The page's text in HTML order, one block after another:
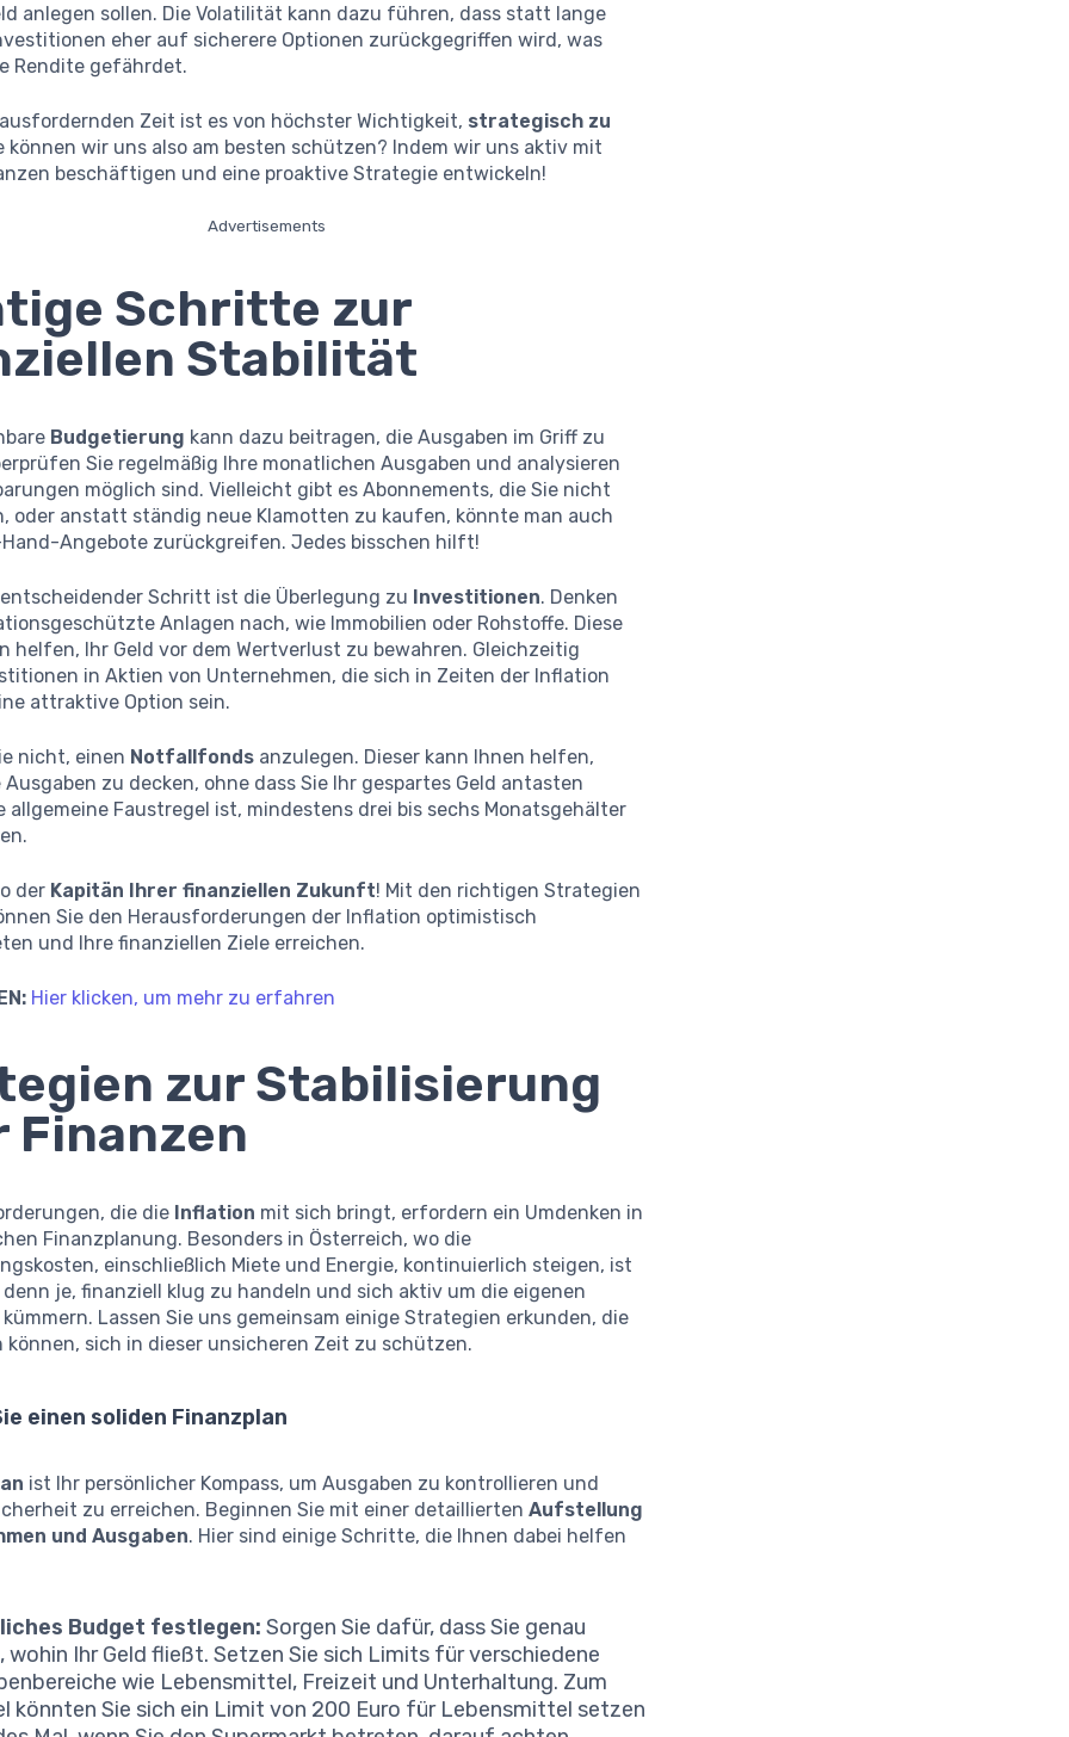
anlegen sollen. Die Volatilität kann dazu führen, dass statt lange
eher auf sicherere Optionen zurückgegriffen wird, was
Rendite gefährdet.
Zeit ist es von höchster Wichtigkeit, strategisch zu
können wir uns also am besten schützen? Indem wir uns aktiv mit
beschäftigen und eine proaktive Strategie entwickeln!
Advertisements
Schritte zur
Stabilität
Budgetierung kann dazu beitragen, die Ausgaben im Griff zu
Sie regelmäßig Ihre monatlichen Ausgaben und analysieren
möglich sind. Vielleicht gibt es Abonnements, die Sie nicht
oder anstatt ständig neue Klamotten zu kaufen, könnte man auch
Angebote zurückgreifen. Jedes bisschen hilft!
Schritt ist die Überlegung zu Investitionen. Denken
Anlagen nach, wie Immobilien oder Rohstoffe. Diese
helfen, Ihr Geld vor dem Wertverlust zu bewahren. Gleichzeitig
in Aktien von Unternehmen, die sich in Zeiten der Inflation
attraktive Option sein.
nicht, einen Notfallfonds anzulegen. Dieser kann Ihnen helfen,
zu decken, ohne dass Sie Ihr gespartes Geld antasten
allgemeine Faustregel ist, mindestens drei bis sechs Monatsgehälter
der Kapitän Ihrer finanziellen Zukunft! Mit den richtigen Strategien
Sie den Herausforderungen der Inflation optimistisch
und Ihre finanziellen Ziele erreichen.
Hier klicken, um mehr zu erfahren
zur Stabilisierung
Finanzen
die die Inflation mit sich bringt, erfordern ein Umdenken in
Finanzplanung. Besonders in Österreich, wo die
einschließlich Miete und Energie, kontinuierlich steigen, ist
je, finanziell klug zu handeln und sich aktiv um die eigenen
Lassen Sie uns gemeinsam einige Strategien erkunden, die
können, sich in dieser unsicheren Zeit zu schützen.
einen soliden Finanzplan
ist Ihr persönlicher Kompass, um Ausgaben zu kontrollieren und
zu erreichen. Beginnen Sie mit einer detailliertenAufstellung
und Ausgaben. Hier sind einige Schritte, die Ihnen dabei helfen
Budget festlegen: Sorgen Sie dafür, dass Sie genau
wohin Ihr Geld fließt. Setzen Sie sich Limits für verschiedene
wie Lebensmittel, Freizeit und Unterhaltung. Zum
könnten Sie sich ein Limit von 200 Euro für Lebensmittel setzen